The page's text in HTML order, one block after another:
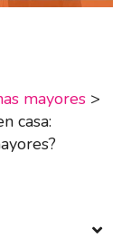
mayores >
casa: